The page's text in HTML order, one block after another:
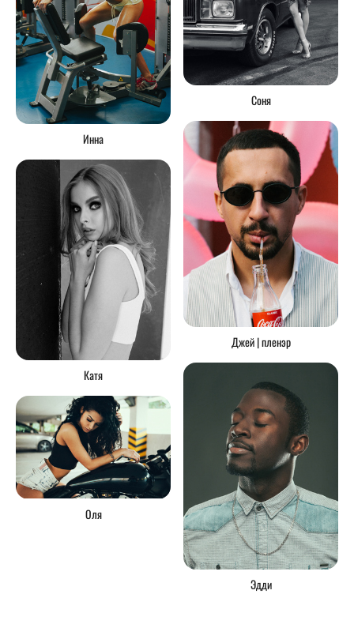
Соня
Инна
Джей | пленэр
Катя
Эдди
Оля